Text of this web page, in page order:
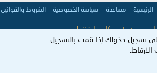
الرئيسية مساعدة سياسة الخصوصية الشروط والقوانين
تعبر عن رأي كاتبها فقط.
تسجيل دخولك إذا قمت بالتسجيل.